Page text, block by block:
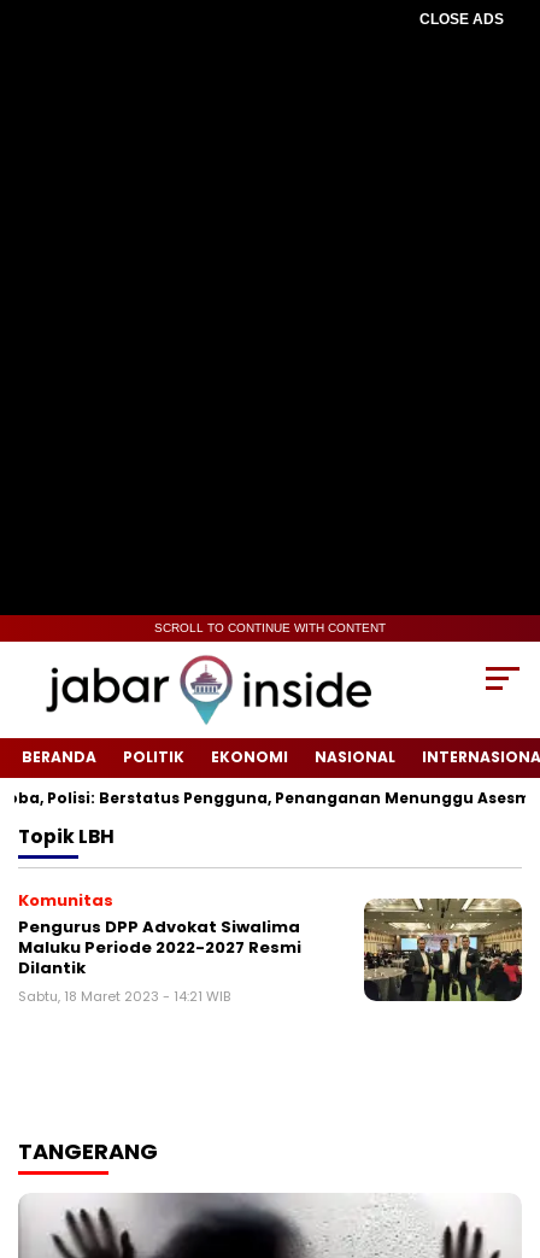
CLOSE ADS
SCROLL TO CONTINUE WITH CONTENT
BERANDA POLITIK EKONOMI NASIONAL
Polisi: Berstatus Pengguna, Penanganan Menunggu Asesmen
TopikLBH
Komunitas
Pengurus DPP Advokat Siwalima
Maluku Periode 2022-2027 Resmi
Dilantik
Sabtu, 18 Maret 2023 - 14:21 WIB
TANGERANG